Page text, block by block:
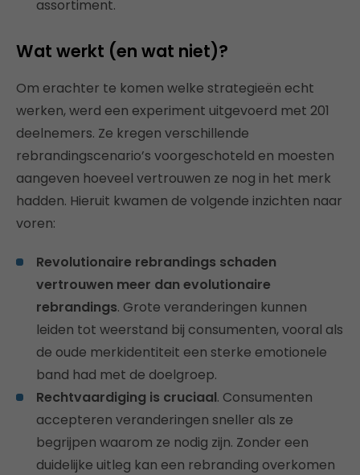
assortiment.
Wat werkt (en wat niet)?
Om erachter te komen welke strategieën echt
werken, werd een experiment uitgevoerd met 201
deelnemers. Ze kregen verschillende
rebrandingscenario’s voorgeschoteld en moesten
aangeven hoeveel vertrouwen ze nog in het merk
hadden. Hieruit kwamen de volgende inzichten naar
voren:
Revolutionaire rebrandings schaden
vertrouwen meer dan evolutionaire
rebrandings. Grote veranderingen kunnen
leiden tot weerstand bij consumenten, vooral als
de oude merkidentiteit een sterke emotionele
band had met de doelgroep.
Rechtvaardiging is cruciaal. Consumenten
accepteren veranderingen sneller als ze
begrijpen waarom ze nodig zijn. Zonder een
duidelijke uitleg kan een rebranding overkomen